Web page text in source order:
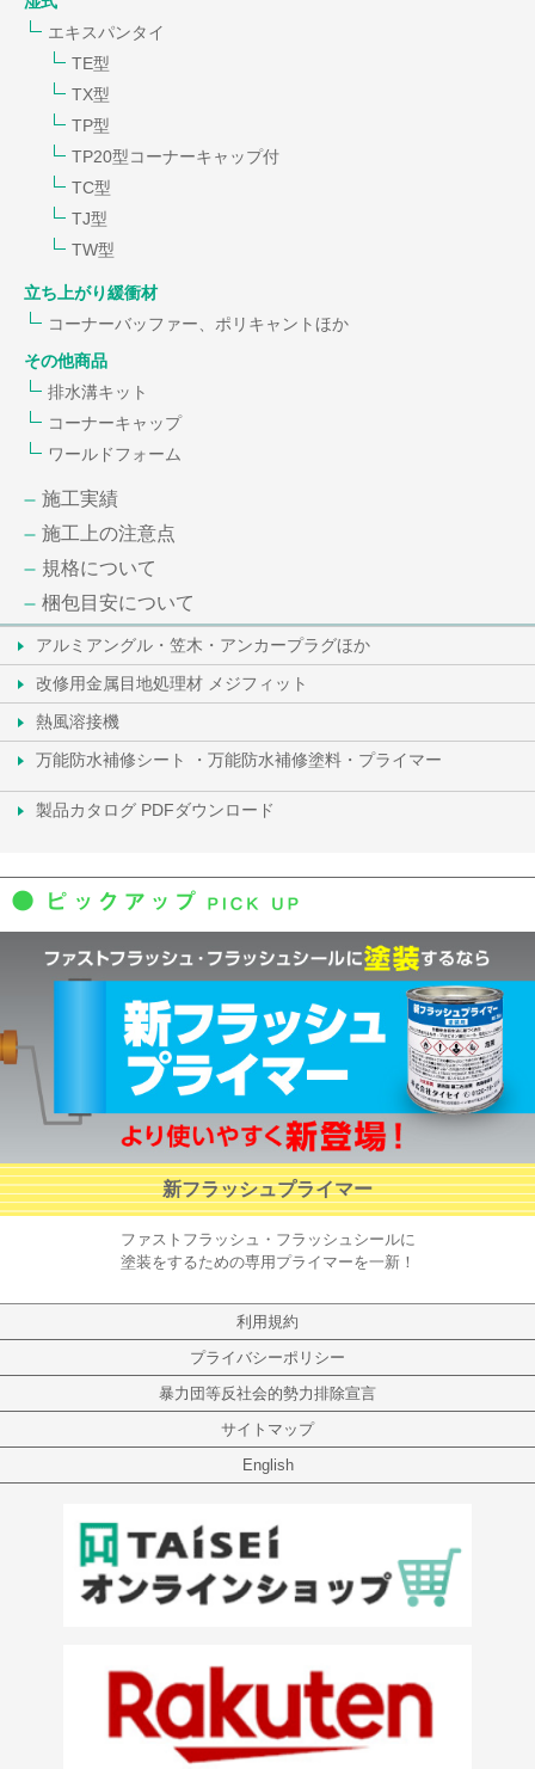
エキスパンタイ
TE型
TX型
TP型
TP20型コーナーキャップ付
TC型
TJ型
TW型
立ち上がり緩衝材
コーナーバッファー、ポリキャントほか
その他商品
排水溝キット
コーナーキャップ
ワールドフォーム
施工実績
施工上の注意点
規格について
梱包目安について
アルミアングル・笠木・アンカープラグほか
改修用金属目地処理材 メジフィット
熱風溶接機
万能防水補修シート ・万能防水補修塗料・プライマー
製品カタログ PDFダウンロード
新フラッシュプライマー
ファストフラッシュ・フラッシュシールに
塗装をするための専用プライマーを一新！
利用規約
プライバシーポリシー
暴力団等反社会的勢力排除宣言
サイトマップ
English